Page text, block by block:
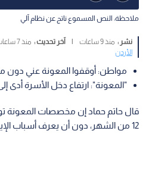
ملاحظة: النص المسموع ناتج عن نظام آلي
نشر : منذ 9 ساعات آخر تحديث : منذ 7 ساعات
الأردن
مواطن: أوقفوا المعونة عني دون
"المعونة": ارتفاع دخل الأسرة أدى
قال حاتم حماد إن مخصصات
12 من الشهر، دون أن يعرف أسباب الإيقاف.